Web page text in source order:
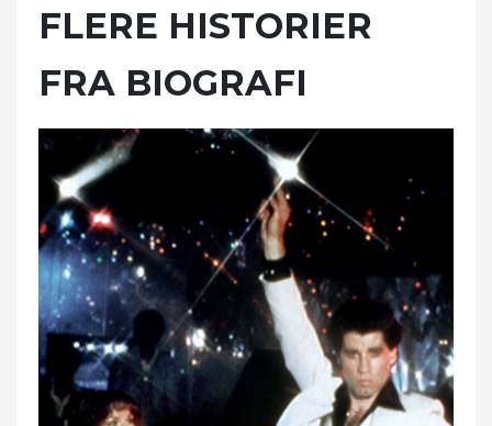
FLERE HISTORIER
FRA BIOGRAFI